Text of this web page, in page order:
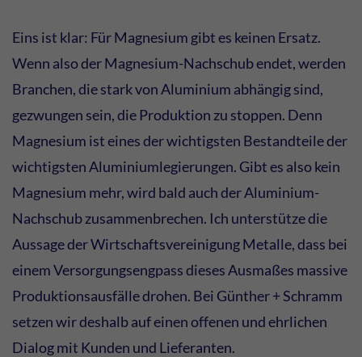
Eins ist klar: Für Magnesium gibt es keinen Ersatz.
Wenn also der Magnesium-Nachschub endet, werden
Branchen, die stark von Aluminium abhängig sind,
gezwungen sein, die Produktion zu stoppen. Denn
Magnesium ist eines der wichtigsten Bestandteile der
wichtigsten Aluminiumlegierungen. Gibt es also kein
Magnesium mehr, wird bald auch der Aluminium-
Nachschub zusammenbrechen. Ich unterstütze die
Aussage der Wirtschaftsvereinigung Metalle, dass bei
einem Versorgungsengpass dieses Ausmaßes massive
Produktionsausfälle drohen. Bei Günther + Schramm
setzen wir deshalb auf einen offenen und ehrlichen
Dialog mit Kunden und Lieferanten.